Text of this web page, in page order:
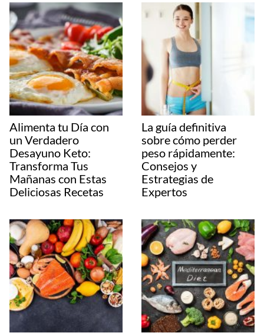
Alimenta tu Día con
un Verdadero
Desayuno Keto:
Transforma Tus
Mañanas con Estas
Deliciosas Recetas
La guía definitiva
sobre cómo perder
peso rápidamente:
Consejos y
Estrategias de
Expertos